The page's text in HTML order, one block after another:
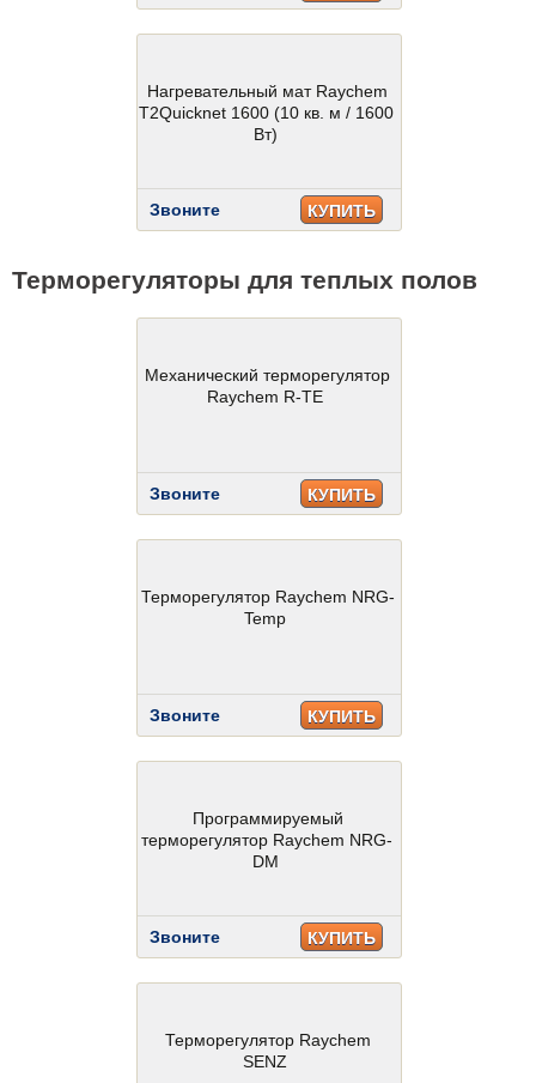
Нагревательный мат Raychem
T2Quicknet 1600 (10 кв. м / 1600
Вт)
Звоните КУПИТЬ
Терморегуляторы для теплых полов
Механический терморегулятор
Raychem R-TE
Звоните КУПИТЬ
Терморегулятор Raychem NRG-
Temp
Звоните КУПИТЬ
Программируемый
терморегулятор Raychem NRG-
DM
Звоните КУПИТЬ
Терморегулятор Raychem
SENZ